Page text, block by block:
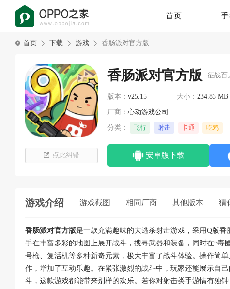
首页
首页 下载 游戏 香肠派对官方版
点此纠错
香肠派对官方版 征战百
版本： v25.15 大小：234.83 MB
厂商： 心动游戏公司
分类： 飞行 射击 卡通 吃鸡
安卓版下载
游戏介绍 游戏截图 相同厂商 其他版本 猜
香肠派对官方版是一款充满趣味的大逃杀射击游戏，采用Q版
手在丰富多彩的地图上展开战斗，搜寻武器和装备，同时在“
号枪、复活机等多种新奇元素，极大丰富了战斗体验。操作简
作，增加了互动乐趣。在紧张激烈的战斗中，玩家还能展示自
斗，这款游戏都能带来别样的欢乐。若你对射击类手游情有独